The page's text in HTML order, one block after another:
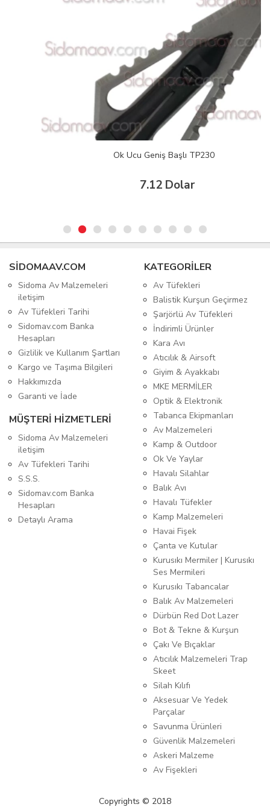
Ok Ucu Geniş Başlı TP230
7.12 Dolar
SIDOMAAV.COM
Sidoma Av Malzemeleri
iletişim
Av Tüfekleri Tarihi
Sidomav.com Banka
Hesapları
Gizlilik ve Kullanım Şartları
Kargo ve Taşıma Bilgileri
Hakkımızda
Garanti ve İade
MÜŞTERİ HİZMETLERİ
Sidoma Av Malzemeleri
iletişim
Av Tüfekleri Tarihi
S.S.S.
Sidomav.com Banka
Hesapları
Detaylı Arama
KATEGORİLER
Av Tüfekleri
Balistik Kurşun Geçirmez
Şarjörlü Av Tüfekleri
İndirimli Ürünler
Kara Avı
Atıcılık & Airsoft
Giyim & Ayakkabı
MKE MERMİLER
Optik & Elektronik
Tabanca Ekipmanları
Av Malzemeleri
Kamp & Outdoor
Ok Ve Yaylar
Havalı Silahlar
Balık Avı
Havalı Tüfekler
Kamp Malzemeleri
Havai Fişek
Çanta ve Kutular
Kurusıkı Mermiler | Kurusıkı
Ses Mermileri
Kurusıkı Tabancalar
Balık Av Malzemeleri
Dürbün Red Dot Lazer
Bot & Tekne & Kurşun
Çakı Ve Bıçaklar
Atıcılık Malzemeleri Trap
Skeet
Silah Kılıfı
Aksesuar Ve Yedek
Parçalar
Savunma Ürünleri
Güvenlik Malzemeleri
Askeri Malzeme
Av Fişekleri
Copyrights © 2018